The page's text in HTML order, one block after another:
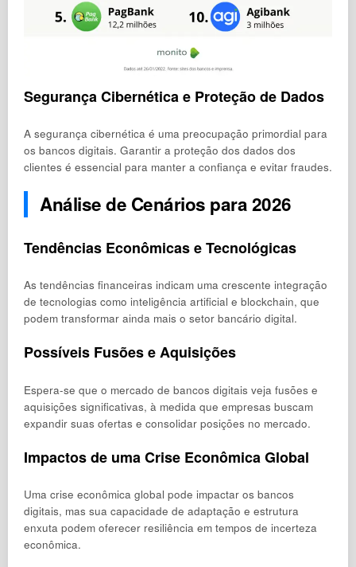
Segurança Cibernética e Proteção de Dados
A segurança cibernética é uma preocupação primordial para
os bancos digitais. Garantir a proteção dos dados dos
clientes é essencial para manter a confiança e evitar fraudes.
Análise de Cenários para 2026
Tendências Econômicas e Tecnológicas
As tendências financeiras indicam uma crescente integração
de tecnologias como inteligência artificial e blockchain, que
podem transformar ainda mais o setor bancário digital.
Possíveis Fusões e Aquisições
Espera-se que o mercado de bancos digitais veja fusões e
aquisições significativas, à medida que empresas buscam
expandir suas ofertas e consolidar posições no mercado.
Impactos de uma Crise Econômica Global
Uma crise econômica global pode impactar os bancos
digitais, mas sua capacidade de adaptação e estrutura
enxuta podem oferecer resiliência em tempos de incerteza
econômica.